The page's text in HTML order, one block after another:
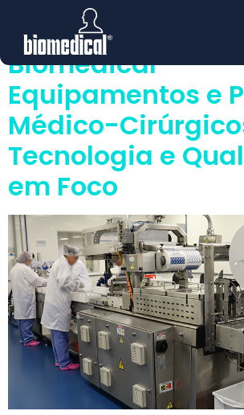
Cirúrgicos
Biomedical
Equipamentos e
Médico-
Tecnologia e
em Foco